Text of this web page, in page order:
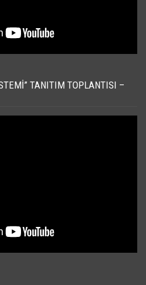
TANITIM TOPLANTISI –